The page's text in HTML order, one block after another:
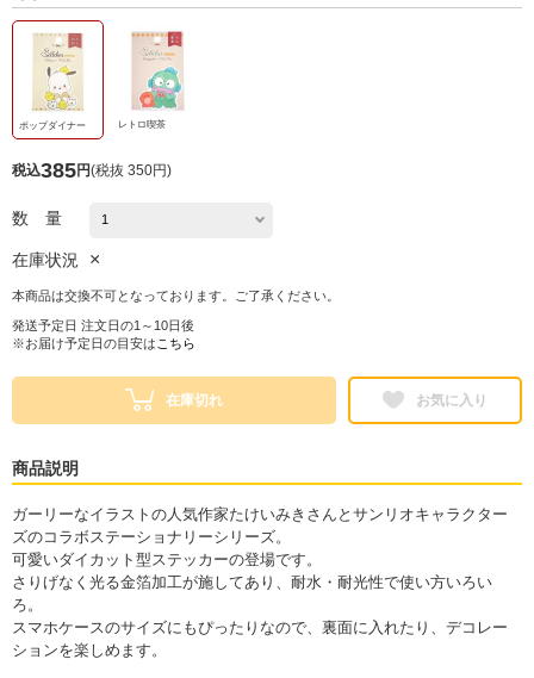
ポップダイナー レトロ喫茶
税込385円(税抜 350円)
数 量
在庫状況 ×
本商品は交換不可となっております。ご了承ください。
発送予定日 注文日の1～10日後
※お届け予定日の目安は こちら
在庫切れ お気に入り
商品説明
ガーリーなイラストの人気作家たけいみきさんとサンリオキャラクター
ズのコラボステーショナリーシリーズ。
可愛いダイカット型ステッカーの登場です。
さりげなく光る金箔加工が施してあり、耐水・耐光性で使い方いろい
ろ。
スマホケースのサイズにもぴったりなので、裏面に入れたり、デコレー
ションを楽しめます。